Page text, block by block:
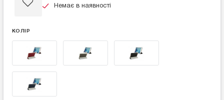
Немає в наявності
КОЛІР